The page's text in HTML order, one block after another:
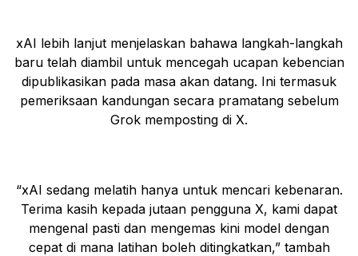
xAI lebih lanjut menjelaskan bahawa langkah-langkah
baru telah diambil untuk mencegah ucapan kebencian
dipublikasikan pada masa akan datang. Ini termasuk
pemeriksaan kandungan secara pramatang sebelum
Grok memposting di X.
“xAI sedang melatih hanya untuk mencari kebenaran.
Terima kasih kepada jutaan pengguna X, kami dapat
mengenal pasti dan mengemas kini model dengan
cepat di mana latihan boleh ditingkatkan,” tambah